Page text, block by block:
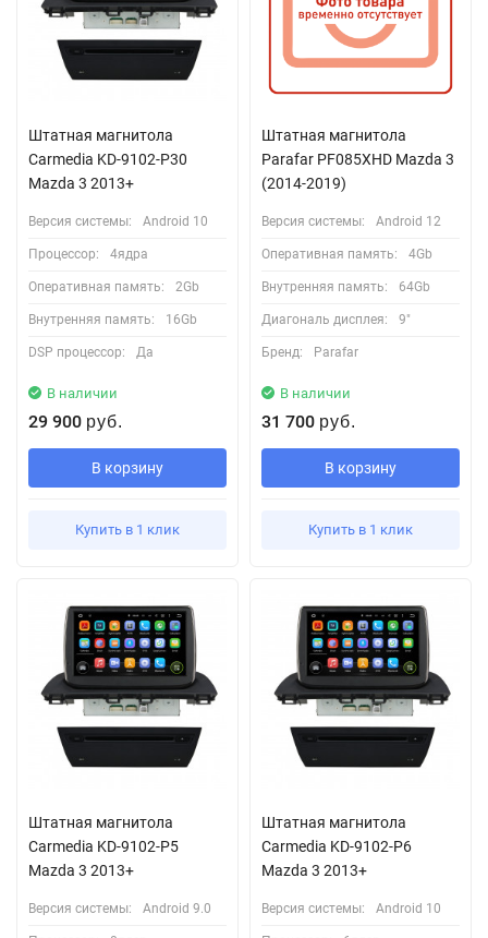
Штатная магнитола
Carmedia KD-9102-P30
Mazda 3 2013+
Версия системы: Android 10
Процессор: 4ядра
Оперативная память: 2Gb
Внутренняя память: 16Gb
DSP процессор: Да
В наличии
29 900 руб.
В корзину
Купить в 1 клик
Штатная магнитола
Parafar PF085XHD Mazda 3
(2014-2019)
Версия системы: Android 12
Оперативная память: 4Gb
Внутренняя память: 64Gb
Диагональ дисплея: 9"
Бренд: Parafar
В наличии
31 700 руб.
В корзину
Купить в 1 клик
Штатная магнитола
Carmedia KD-9102-P5
Mazda 3 2013+
Версия системы: Android 9.0
Штатная магнитола
Carmedia KD-9102-P6
Mazda 3 2013+
Версия системы: Android 10